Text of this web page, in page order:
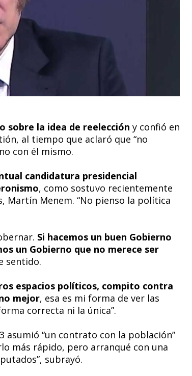
sobre la idea de reelección y confió en
al tiempo que aclaró que “no
con él mismo.
candidatura presidencial
, como sostuvo recientemente
Martín Menem. “No pienso la política
Si hacemos un buen Gobierno
un Gobierno que no merece ser
sentido.
espacios políticos, compito contra
mejor, esa es mi forma de ver las
correcta ni la única”.
asumió “un contrato con la población”
más rápido, pero arranqué con una
subrayó.